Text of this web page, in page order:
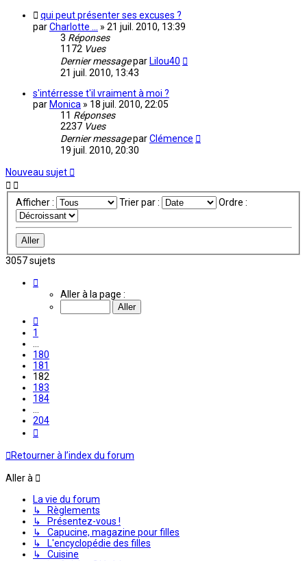
qui peut présenter ses excuses ?
parCharlotte ... » 21 juil. 2010, 13:39
3 Réponses
1172 Vues
Dernier messagepar Lilou40
21 juil. 2010, 13:43
s'intérresse t'il vraiment à moi ?
par Monica » 18 juil. 2010, 22:05
11 Réponses
2237 Vues
Dernier messageparClémence
19 juil. 2010, 20:30
Nouveau sujet
Afficher : Trier par : Ordre :
3057 sujets
182
Aller à la page :
1
180
181
182
183
184
204
Retourner à l’index du forum
Aller à
La vie du forum
↳ Règlements
↳ Présentez-vous !
↳ Capucine, magazine pour filles
↳ L'encyclopédie des filles
↳ Cuisine